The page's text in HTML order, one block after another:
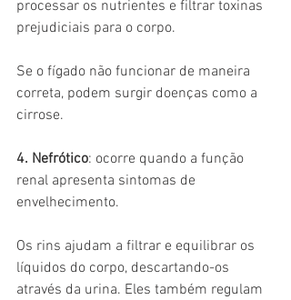
processar os nutrientes e filtrar toxinas
prejudiciais para o corpo.
Se o fígado não funcionar de maneira
correta, podem surgir doenças como a
cirrose.
4. Nefrótico: ocorre quando a função
renal apresenta sintomas de
envelhecimento.
Os rins ajudam a filtrar e equilibrar os
líquidos do corpo, descartando-os
através da urina. Eles também regulam